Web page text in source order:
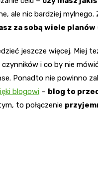
ale nic bardziej
za sobą wiele planów
jeszcze więcej. Miej
czynników i co by nie
Ponadto nie powinno
blogowi – blog to
to połączenie